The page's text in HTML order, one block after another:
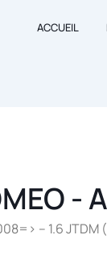
ACCUEIL
-
– 1.6 JTDM